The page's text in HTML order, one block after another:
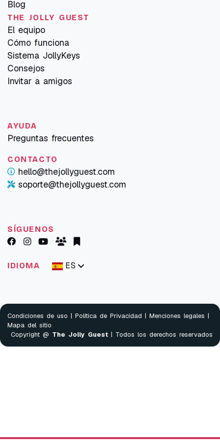
Blog
THE JOLLY GUEST
El equipo
Cómo funciona
Sistema JollyKeys
Consejos
Invitar a amigos
AYUDA
Preguntas frecuentes
CONTACTO
hello@thejollyguest.com
soporte@thejollyguest.com
SÍGUENOS
IDIOMA ES
Condiciones de uso | Política de Privacidad | Menciones legales |
Mapa del sitio
Copyright @ The Jolly Guest | Todos los derechos reservados